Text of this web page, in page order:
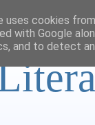
uses cookies
with Google
and to detect